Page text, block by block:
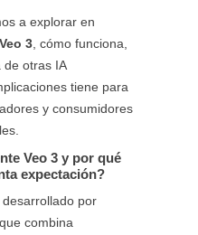
a explorar en
Veo 3, cómo funciona,
de otras IA
tiene para
y consumidores
Veo 3 y por qué
expectación?
por
que combina